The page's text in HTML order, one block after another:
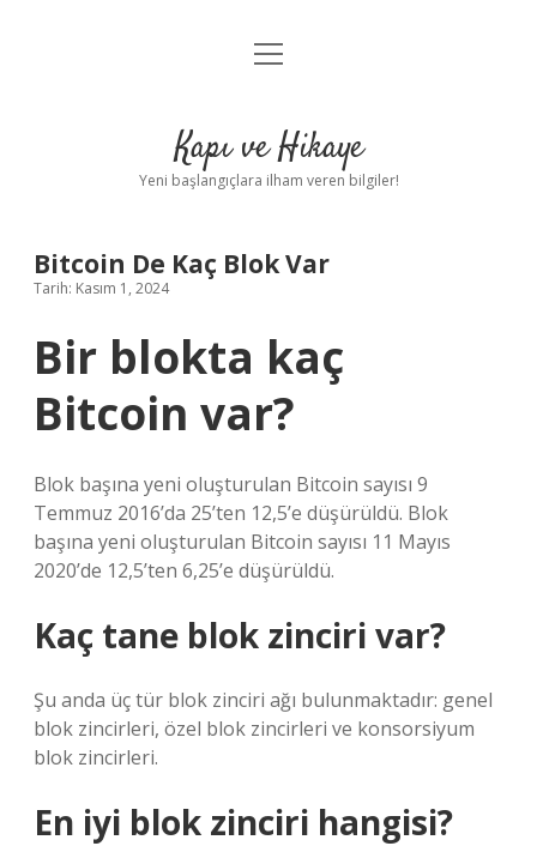
Anasayfa
Yasal Uyarı
menüyü
Kapı ve Hikaye
Yeni başlangıçlara ilham veren bilgiler!
Bitcoin De Kaç Blok Var
Tarih: Kasım 1, 2024
Bir blokta kaç
Bitcoin var?
Blok başına yeni oluşturulan Bitcoin sayısı 9
Temmuz 2016’da 25’ten 12,5’e düşürüldü. Blok
başına yeni oluşturulan Bitcoin sayısı 11 Mayıs
2020’de 12,5’ten 6,25’e düşürüldü.
Kaç tane blok zinciri var?
Şu anda üç tür blok zinciri ağı bulunmaktadır: genel
blok zincirleri, özel blok zincirleri ve konsorsiyum
blok zincirleri.
En iyi blok zinciri hangisi?